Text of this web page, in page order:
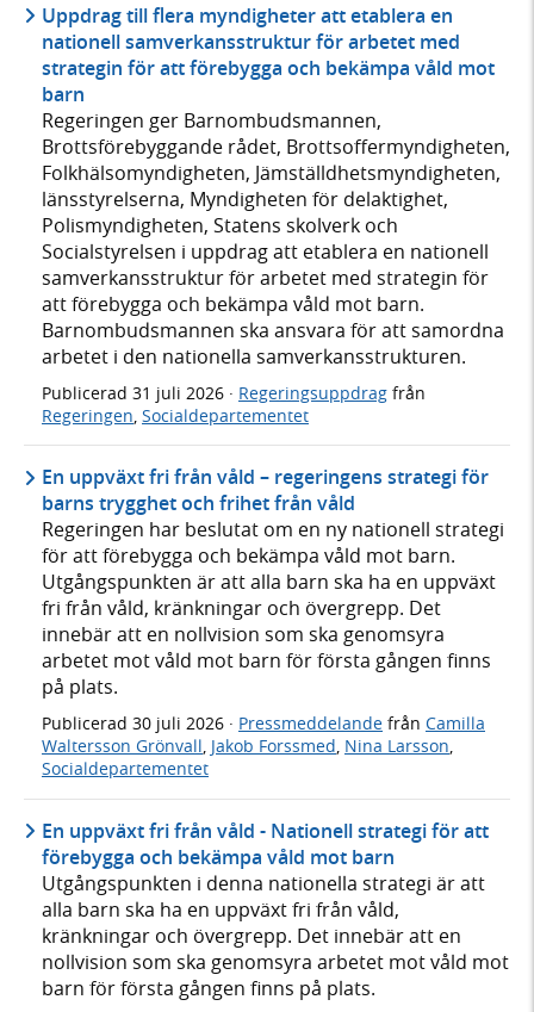
Uppdrag till flera myndigheter att etablera en
nationell samverkansstruktur för arbetet med
strategin för att förebygga och bekämpa våld mot
barn
Regeringen ger Barnombudsmannen,
Brottsförebyggande rådet, Brottsoffermyndigheten,
Folkhälsomyndigheten, Jämställdhetsmyndigheten,
länsstyrelserna, Myndigheten för delaktighet,
Polismyndigheten, Statens skolverk och
Socialstyrelsen i uppdrag att etablera en nationell
samverkansstruktur för arbetet med strategin för
att förebygga och bekämpa våld mot barn.
Barnombudsmannen ska ansvara för att samordna
arbetet i den nationella samverkansstrukturen.
Publicerad 31 juli 2026 · Regeringsuppdrag från
Regeringen Socialdepartementet
En uppväxt fri från våld – regeringens strategi för
barns trygghet och frihet från våld
Regeringen har beslutat om en ny nationell strategi
för att förebygga och bekämpa våld mot barn.
Utgångspunkten är att alla barn ska ha en uppväxt
fri från våld, kränkningar och övergrepp. Det
innebär att en nollvision som ska genomsyra
arbetet mot våld mot barn för första gången finns
på plats.
Publicerad 30 juli 2026 · Pressmeddelande från Camilla
Waltersson Grönvall, Jakob Forssmed, Nina Larsson,
Socialdepartementet
En uppväxt fri från våld - Nationell strategi för att
förebygga och bekämpa våld mot barn
Utgångspunkten i denna nationella strategi är att
alla barn ska ha en uppväxt fri från våld,
kränkningar och övergrepp. Det innebär att en
nollvision som ska genomsyra arbetet mot våld mot
barn för första gången finns på plats.